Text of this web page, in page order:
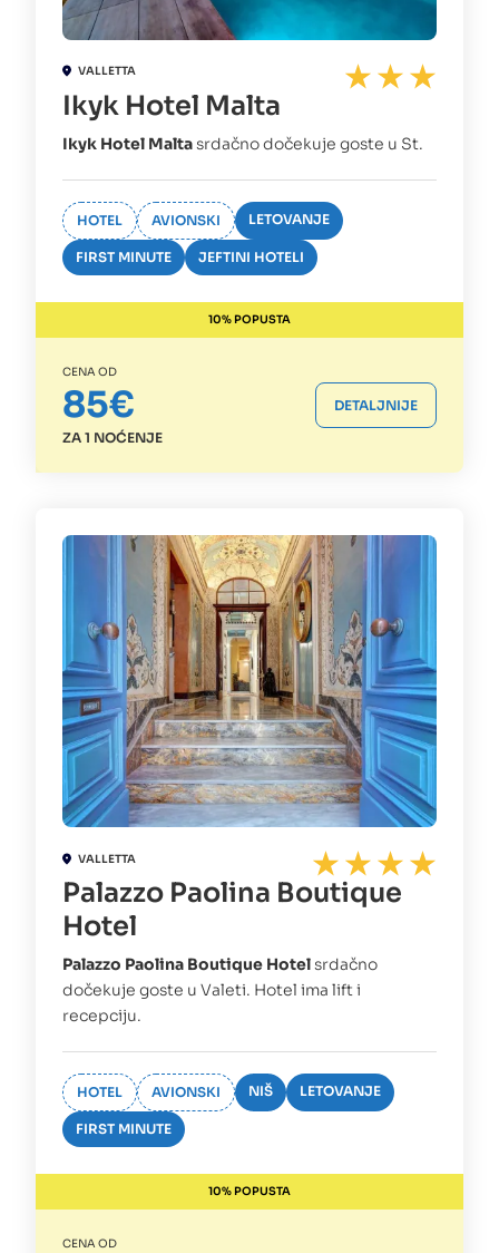
VALLETTA
Ikyk Hotel Malta
Ikyk Hotel Maltasrdačno dočekuje goste u St.
HOTEL AVIONSKI LETOVANJE
FIRST MINUTE JEFTINI HOTELI
10% POPUSTA
CENA OD
85€
ZA 1 NOĆENJE
DETALJNIJE
VALLETTA
Palazzo Paolina Boutique
Hotel
Palazzo Paolina Boutique Hotelsrdačno
dočekuje goste u Valeti. Hotel ima lift i
recepciju.
HOTEL AVIONSKI NIŠ LETOVANJE
FIRST MINUTE
10% POPUSTA
CENA OD